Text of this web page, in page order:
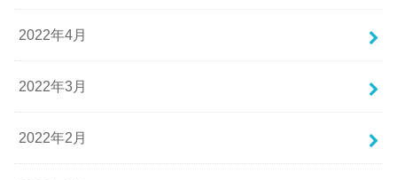
2022年4月
2022年3月
2022年2月